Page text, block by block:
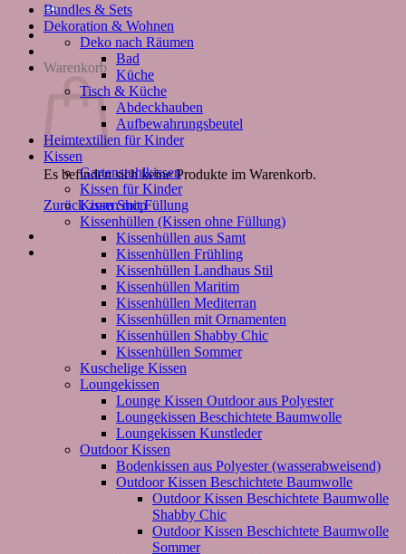
Warenkorb
Es befinden sich keine Produkte im Warenkorb.
Zurück zum Shop
Bundles & Sets
Dekoration & Wohnen
Deko nach Räumen
Bad
Küche
Tisch & Küche
Abdeckhauben
Aufbewahrungsbeutel
Heimtextilien für Kinder
Kissen
Gartenstuhlkissen
Kissen für Kinder
Kissen mit Füllung
Kissenhüllen (Kissen ohne Füllung)
Kissenhüllen aus Samt
Kissenhüllen Frühling
Kissenhüllen Landhaus Stil
Kissenhüllen Maritim
Kissenhüllen Mediterran
Kissenhüllen mit Ornamenten
Kissenhüllen Shabby Chic
Kissenhüllen Sommer
Kuschelige Kissen
Loungekissen
Lounge Kissen Outdoor aus Polyester
Loungekissen Beschichtete Baumwolle
Loungekissen Kunstleder
Outdoor Kissen
Bodenkissen aus Polyester (wasserabweisend)
Outdoor Kissen Beschichtete Baumwolle
Outdoor Kissen Beschichtete Baumwolle
Shabby Chic
Outdoor Kissen Beschichtete Baumwolle
Sommer